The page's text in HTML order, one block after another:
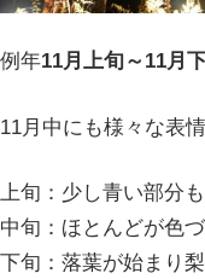
例年11月上旬～11月
11月中にも様々な表
上旬：少し青い部分
中旬：ほとんどが色
下旬：落葉が始まり